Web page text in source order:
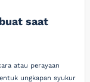
saat
atau perayaan
ungkapan syukur